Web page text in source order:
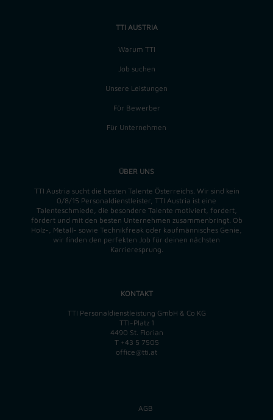
TTI AUSTRIA
Warum TTI
Job suchen
Unsere Leistungen
Für Bewerber
Für Unternehmen
ÜBER UNS
TTI Austria sucht die besten Talente Österreichs. Wir sind kein
0/8/15 Personaldienstleister, TTI Austria ist eine
Talenteschmiede, die besondere Talente motiviert, fordert,
fördert und mit den besten Unternehmen zusammenbringt. Ob
Holz-, Metall- sowie Technikfreak oder kaufmännisches Genie,
wir finden den perfekten Job für deinen nächsten
Karrieresprung.
KONTAKT
TTI Personaldienstleistung GmbH & Co KG
TTI-Platz 1
4490 St. Florian
T +43 5 7505
office@tti.at
AGB